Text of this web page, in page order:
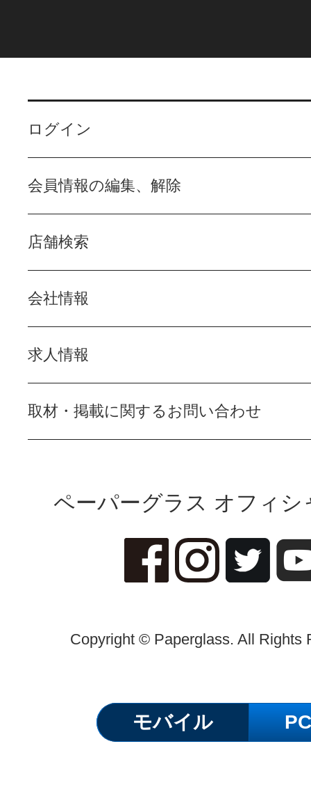
ログイン
会員情報の編集、解除
店舗検索
会社情報
求人情報
取材・掲載に関するお問い合わせ
ペーパーグラス オフィシ
Copyright © Paperglass. All Rights
モバイル